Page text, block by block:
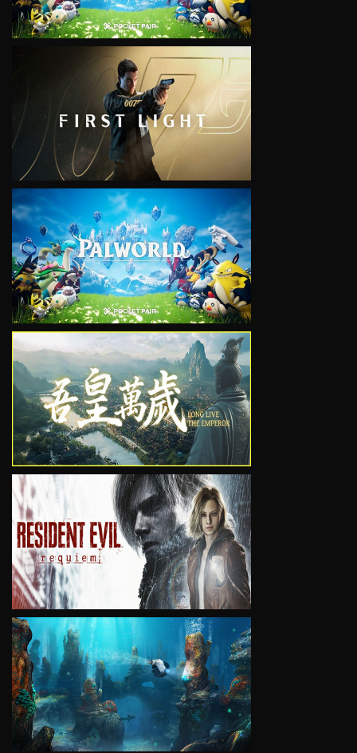
VIEW
VIEW
VIEW
VIEW
VIEW